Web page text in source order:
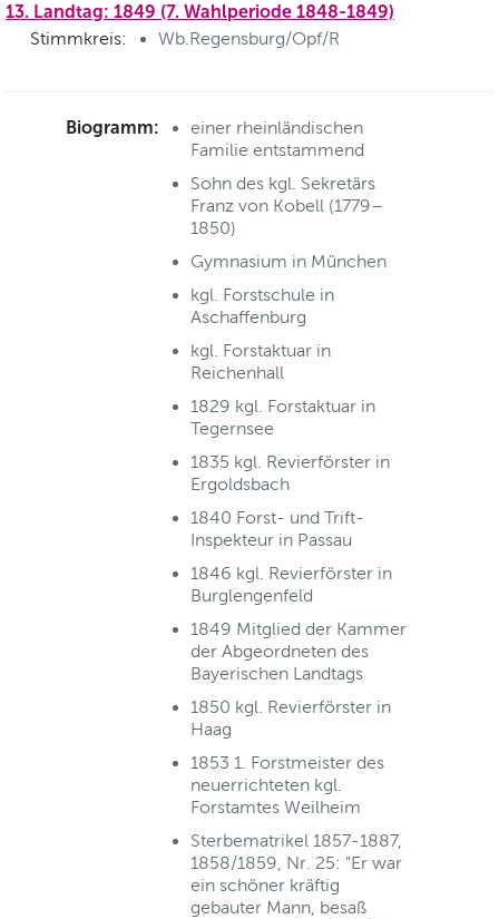
13. Landtag: 1849 (7. Wahlperiode 1848-1849)
Stimmkreis: Wb.Regensburg/Opf/R
Biogramm:
einer rheinländischen
Familie entstammend
Sohn des kgl. Sekretärs
Franz von Kobell (1779–
1850)
Gymnasium in München
kgl. Forstschule in
Aschaffenburg
kgl. Forstaktuar in
Reichenhall
1829 kgl. Forstaktuar in
Tegernsee
1835 kgl. Revierförster in
Ergoldsbach
1840 Forst- und Trift-
Inspekteur in Passau
1846 kgl. Revierförster in
Burglengenfeld
1849 Mitglied der Kammer
der Abgeordneten des
Bayerischen Landtags
1850 kgl. Revierförster in
Haag
1853 1. Forstmeister des
neuerrichteten kgl.
Forstamtes Weilheim
Sterbematrikel 1857-1887,
1858/1859, Nr. 25: "Er war
ein schöner kräftig
gebauter Mann, besaß